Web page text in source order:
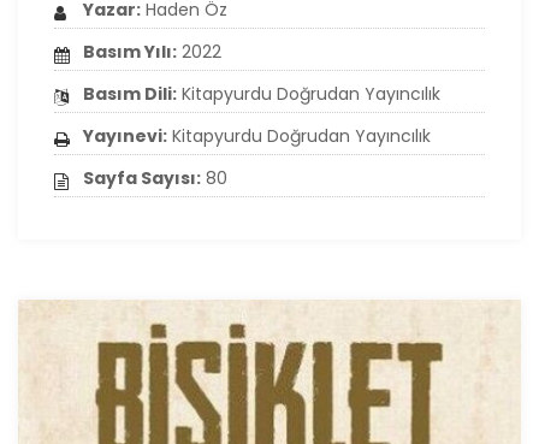
Yazar: Haden Öz
Basım Yılı: 2022
Basım Dili: Kitapyurdu Doğrudan Yayıncılık
Yayınevi: Kitapyurdu Doğrudan Yayıncılık
Sayfa Sayısı: 80